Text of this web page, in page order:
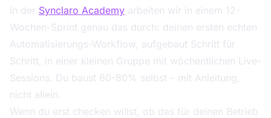
In der Synclaro Academy arbeiten wir in einem 12-
Wochen-Sprint genau das durch: deinen ersten echten
Automatisierungs-Workflow, aufgebaut Schritt für
Schritt, in einer kleinen Gruppe mit wöchentlichen Live-
Sessions. Du baust 60-80% selbst – mit Anleitung,
nicht allein.
Wenn du erst checken willst, ob das für deinen Betrieb